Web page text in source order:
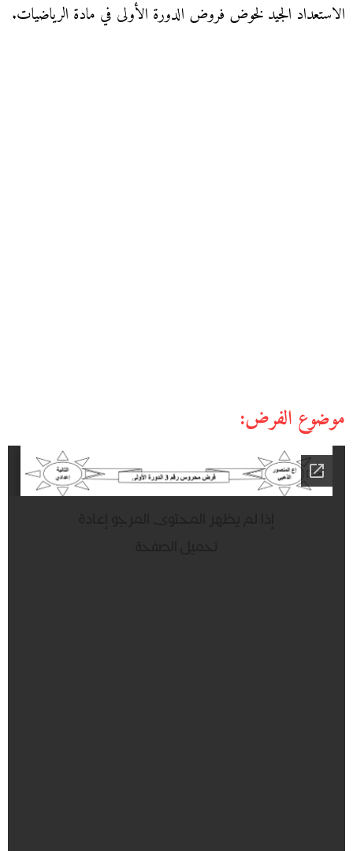
الاستعداد الجيد لخوض فروض الدورة الأولى في مادة الرياضيات.
موضوع الفرض: